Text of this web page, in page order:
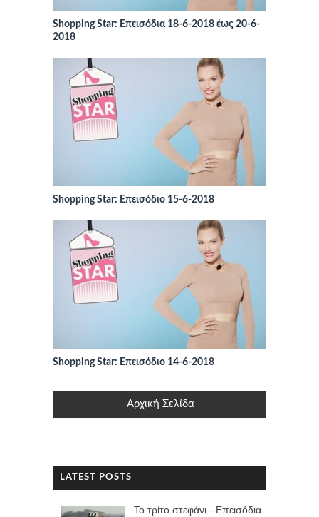
Shopping Star: Επεισόδια 18-6-2018 έως 20-6-
2018
Shopping Star: Επεισόδιο 15-6-2018
Shopping Star: Επεισόδιο 14-6-2018
Αρχική Σελίδα
LATEST POSTS
Το τρίτο στεφάνι - Επεισόδια